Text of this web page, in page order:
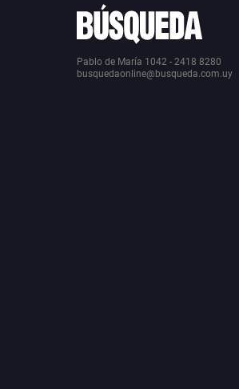
Pablo de María 1042 - 2418 8280
busquedaonline@busqueda.com.uy